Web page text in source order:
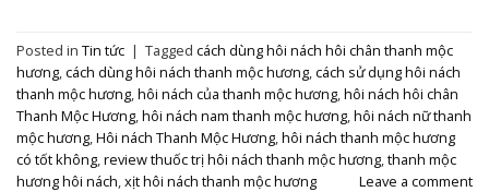
Posted in Tin tức | Tagged cách dùng hôi nách hôi chân thanh mộc
hương,cách dùng hôi nách thanh mộc hương,cách sử dụng hôi nách
thanh mộc hương,hôi nách của thanh mộc hương,hôi nách hôi chân
Thanh Mộc Hương,hôi nách nam thanh mộc hương,hôi nách nữ thanh
mộc hương,Hôi nách Thanh Mộc Hương,hôi nách thanh mộc hương
có tốt không,review thuốc trị hôi nách thanh mộc hương,thanh mộc
hương hôi nách,xịt hôi nách thanh mộc hương Leave a comment